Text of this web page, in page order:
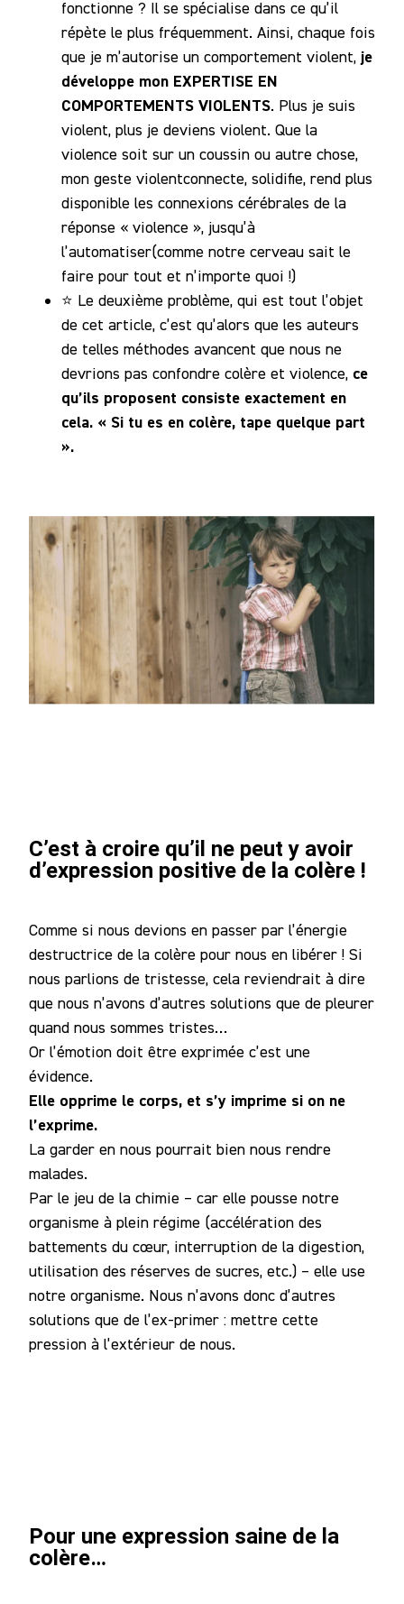
fonctionne ? Il se spécialise dans ce qu’il
répète le plus fréquemment. Ainsi, chaque fois
que je m’autorise un comportement violent, je
développe mon EXPERTISE EN
COMPORTEMENTS VIOLENTS. Plus je suis
violent, plus je deviens violent. Que la
violence soit sur un coussin ou autre chose,
mon geste violentconnecte, solidifie, rend plus
disponible les connexions cérébrales de la
réponse « violence », jusqu’à
l’automatiser(comme notre cerveau sait le
faire pour tout et n’importe quoi !)
⭐️ Le deuxième problème, qui est tout l’objet
de cet article, c’est qu’alors que les auteurs
de telles méthodes avancent que nous ne
devrions pas confondre colère et violence, ce
qu’ils proposent consiste exactement en
cela. « Si tu es en colère, tape quelque part
».
C’est à croire qu’il ne peut y avoir
d’expression positive de la colère !
Comme si nous devions en passer par l’énergie
destructrice de la colère pour nous en libérer ! Si
nous parlions de tristesse, cela reviendrait à dire
que nous n’avons d’autres solutions que de pleurer
quand nous sommes tristes…
Or l’émotion doit être exprimée c’est une
évidence.
Elle opprime le corps, et s’y imprime si on ne
l’exprime.
La garder en nous pourrait bien nous rendre
malades.
Par le jeu de la chimie – car elle pousse notre
organisme à plein régime (accélération des
battements du cœur, interruption de la digestion,
utilisation des réserves de sucres, etc.) – elle use
notre organisme. Nous n’avons donc d’autres
solutions que de l’ex-primer : mettre cette
pression à l’extérieur de nous.
Pour une expression saine de la
colère…